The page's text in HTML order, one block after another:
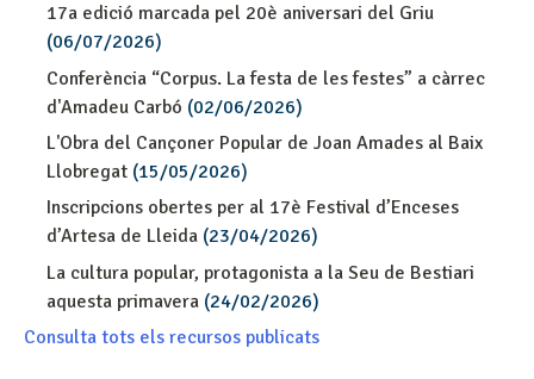
17a edició marcada pel 20è aniversari del Griu
(06/07/2026)
Conferència “Corpus. La festa de les festes” a càrrec
d'Amadeu Carbó (02/06/2026)
L'Obra del Cançoner Popular de Joan Amades al Baix
Llobregat (15/05/2026)
Inscripcions obertes per al 17è Festival d’Enceses
d’Artesa de Lleida (23/04/2026)
La cultura popular, protagonista a la Seu de Bestiari
aquesta primavera (24/02/2026)
Consulta tots els recursos publicats